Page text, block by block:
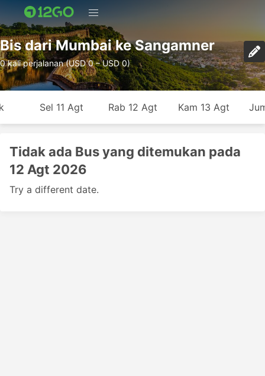
Bis dari Mumbai ke Sangamner
0 kali perjalanan (USD 0 – USD 0)
Sel 11 Agt Rab 12 Agt Kam 13 Agt
Tidak ada Bus yang ditemukan pada
12 Agt 2026
Try a different date.